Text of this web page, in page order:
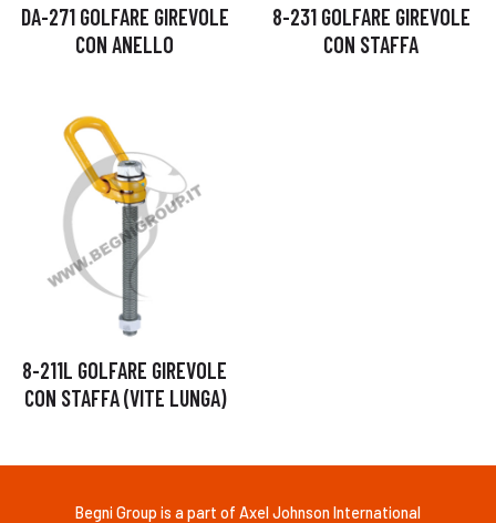
DA-271 GOLFARE GIREVOLE
CON ANELLO
8-231 GOLFARE GIREVOLE
CON STAFFA
8-211L GOLFARE GIREVOLE
CON STAFFA (VITE LUNGA)
Begni Group is a part of Axel Johnson International